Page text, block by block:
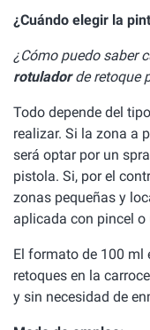
¿Cuándo elegir la
¿Cómo puedo saber
rotuladorde retoque
Todo depende del
realizar. Si la zona a
será optar por un
pistola. Si, por el
zonas pequeñas y
aplicada con pincel o
El formato de 100 ml
retoques en la
y sin necesidad de